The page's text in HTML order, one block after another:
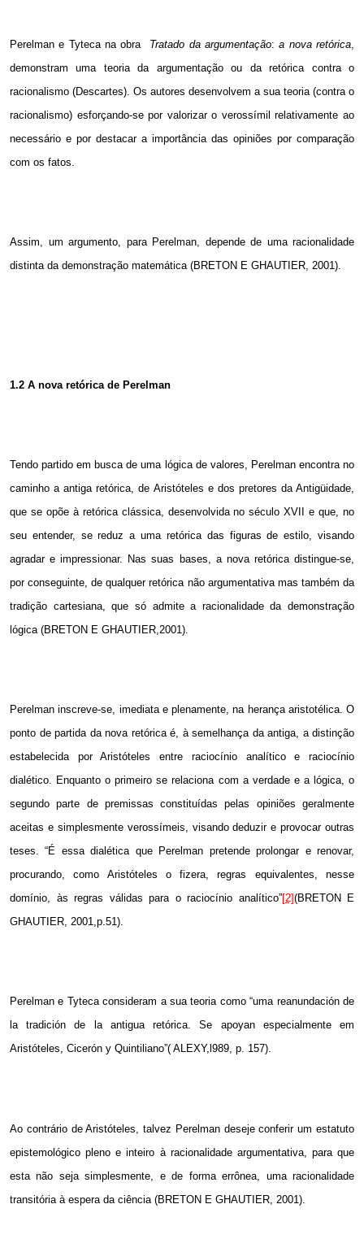
Perelman e Tyteca na obra Tratado da argumentação:a nova retórica
demonstram uma teoria da argumentação ou da retórica contra o
racionalismo (Descartes). Os autores desenvolvem a sua teoria (contra o
racionalismo) esforçando-se por valorizar o verossímil relativamente ao
necessário e por destacar a importância das opiniões por comparação
com os fatos.
Assim, um argumento, para Perelman, depende de uma racionalidade
distinta da demonstração matemática (BRETON E GHAUTIER, 2001).
1.2 A nova retórica de Perelman
Tendo partido em busca de uma lógica de valores, Perelman encontra no
caminho a antiga retórica, de Aristóteles e dos pretores da Antigüidade,
que se opõe à retórica clássica, desenvolvida no século XVII e que, no
seu entender, se reduz a uma retórica das figuras de estilo, visando
agradar e impressionar. Nas suas bases, a nova retórica distingue-se,
por conseguinte, de qualquer retórica não argumentativa mas também da
tradição cartesiana, que só admite a racionalidade da demonstração
lógica (BRETON E GHAUTIER,2001).
Perelman inscreve-se, imediata e plenamente, na herança aristotélica. O
ponto de partida da nova retórica é, à semelhança da antiga, a distinção
estabelecida por Aristóteles entre raciocínio analítico e raciocínio
dialético. Enquanto o primeiro se relaciona com a verdade e a lógica, o
segundo parte de premissas constituídas pelas opiniões geralmente
aceitas e simplesmente verossímeis, visando deduzir e provocar outras
teses. “É essa dialética que Perelman pretende prolongar e renovar,
procurando, como Aristóteles o fizera, regras equivalentes, nesse
domínio, às regras válidas para o raciocínio analítico”[2](BRETON E
GHAUTIER, 2001,p.51).
Perelman e Tyteca consideram a sua teoria como “uma reanundación de
la tradición de la antigua retórica. Se apoyan especialmente em
Aristóteles, Cicerón y Quintiliano”( ALEXY,l989, p. 157).
Ao contrário de Aristóteles, talvez Perelman deseje conferir um estatuto
epistemológico pleno e inteiro à racionalidade argumentativa, para que
esta não seja simplesmente, e de forma errônea, uma racionalidade
transitória à espera da ciência (BRETON E GHAUTIER, 2001).